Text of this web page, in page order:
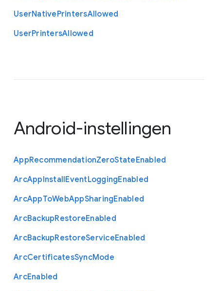
UserNativePrintersAllowed
UserPrintersAllowed
Android-instellingen
AppRecommendationZeroStateEnabled
ArcAppInstallEventLoggingEnabled
ArcAppToWebAppSharingEnabled
ArcBackupRestoreEnabled
ArcBackupRestoreServiceEnabled
ArcCertificatesSyncMode
ArcEnabled